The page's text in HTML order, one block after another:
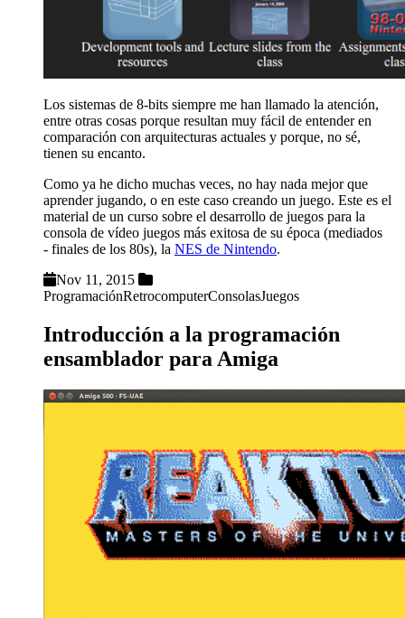
Los sistemas de 8-bits siempre me han llamado la atención,
entre otras cosas porque resultan muy fácil de entender en
comparación con arquitecturas actuales y porque, no sé,
tienen su encanto.
Como ya he dicho muchas veces, no hay nada mejor que
aprender jugando, o en este caso creando un juego. Este es el
material de un curso sobre el desarrollo de juegos para la
consola de vídeo juegos más exitosa de su época (mediados
- finales de los 80s), la NES de Nintendo.
Nov 11, 2015
ProgramaciónRetrocomputerConsolasJuegos
Introducción a la programación
ensamblador para Amiga